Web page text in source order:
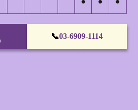
📞03-6909-1114